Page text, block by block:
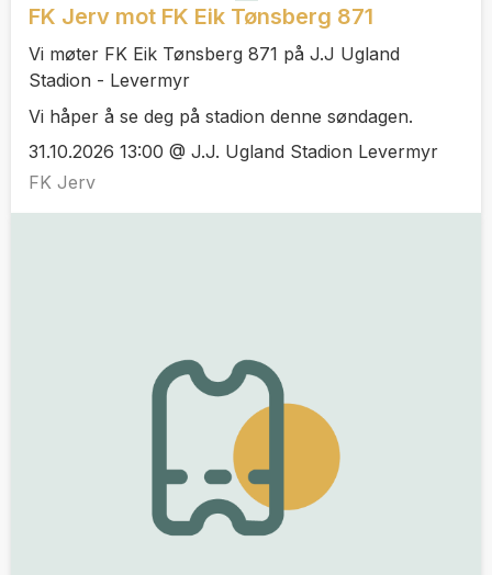
FK Jerv mot FK Eik Tønsberg 871
Vi møter FK Eik Tønsberg 871 på J.J Ugland
Stadion - Levermyr
Vi håper å se deg på stadion denne søndagen.
31.10.2026 13:00 @ J.J. Ugland Stadion Levermyr
FK Jerv